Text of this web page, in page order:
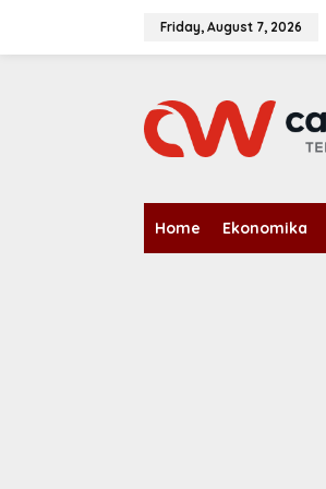
Friday, August 7, 2026
Home Ekonomika